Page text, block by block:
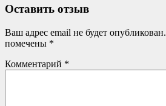
Оставить отзыв
Ваш адрес email не будет опубликован.
помечены *
Комментарий *